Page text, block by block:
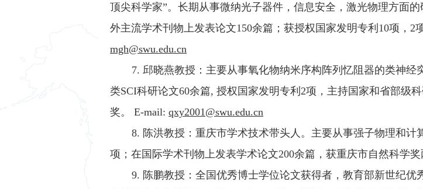
顶尖科学家”。长期从事微纳光子器件，信息安全，激光物理方面
外主流学术刊物上发表论文150余篇；获授权国家发明专利10项，2
mgh@swu.edu.cn
7. 邱晓燕教授：主要从事氧化物纳米序构阵列忆阻器的类神
类SCI科研论文60余篇, 授权国家发明专利2项，主持国家和省部级
奖。 E-mail: qxy2001@swu.edu.cn
8. 陈洪教授：重庆市学术技术带头人。主要从事强子物理和
项；在国际学术刊物上发表学术论文200余篇，获重庆市自然科学奖
9. 陈鹏教授：全国优秀博士学位论文获得者，教育部新世纪